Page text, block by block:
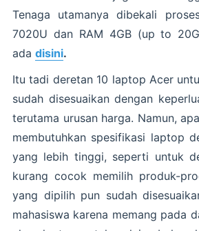
Tenaga utamanya dibekali
7020U dan RAM 4GB (up to
ada disini.
Itu tadi deretan 10 laptop Acer
sudah disesuaikan dengan
terutama urusan harga. Namun,
membutuhkan spesifikasi laptop
yang lebih tinggi, seperti untuk
kurang cocok memilih produk-
yang dipilih pun sudah
mahasiswa karena memang pada